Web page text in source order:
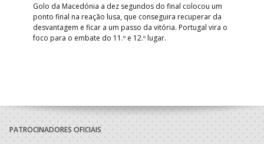
Golo da Macedónia a dez segundos do final colocou um
ponto final na reação lusa, que conseguira recuperar da
desvantagem e ficar a um passo da vitória. Portugal vira o
foco para o embate do 11.º e 12.º lugar.
PATROCINADORES OFICIAIS